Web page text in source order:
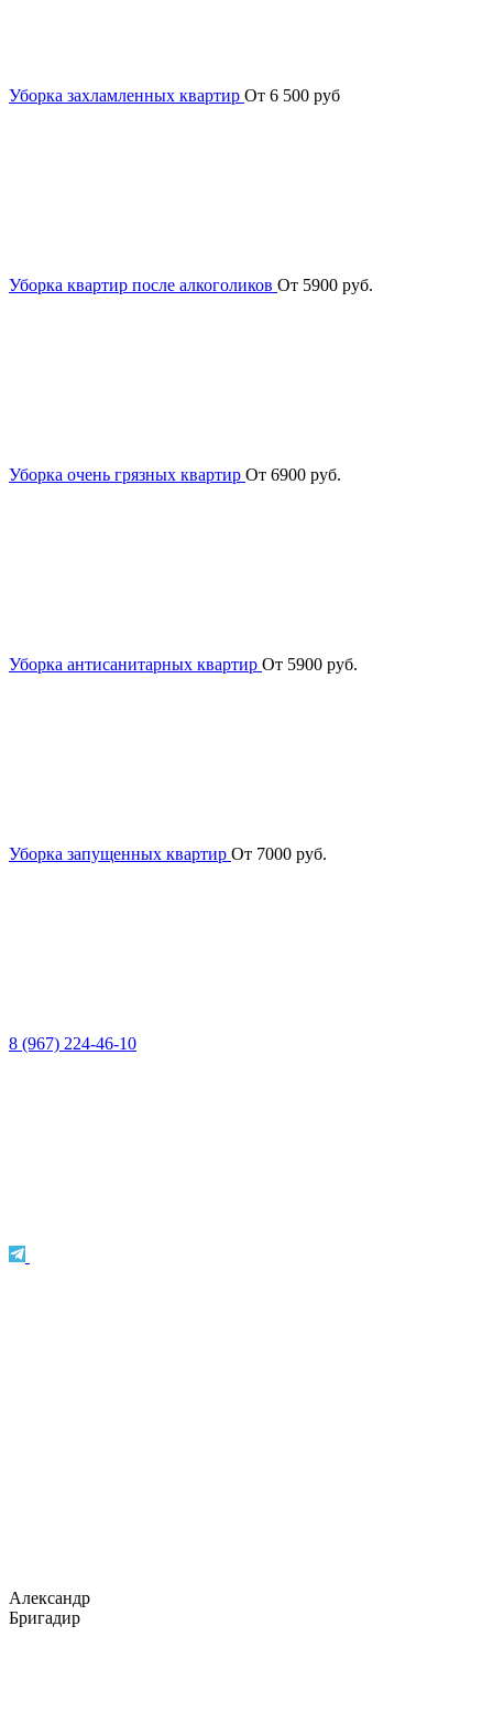
Уборка захламленных квартир От 6 500 руб
Уборка квартир после алкоголиков От 5900 руб.
Уборка очень грязных квартир От 6900 руб.
Уборка антисанитарных квартир От 5900 руб.
Уборка запущенных квартир От 7000 руб.
8 (967) 224-46-10
Александр
Бригадир